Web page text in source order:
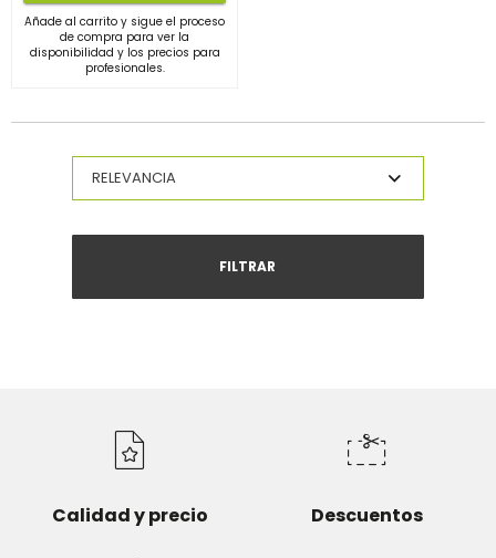
Añade al carrito y sigue el proceso
de compra para ver la
disponibilidad y los precios para
profesionales.
FILTRAR
Calidad y precio Descuentos